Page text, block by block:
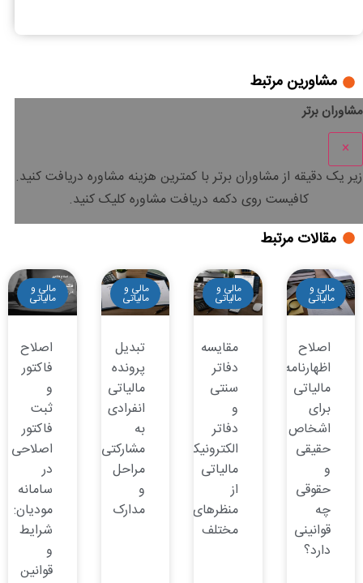
مشاورین مرتبط
مشاوران برتر
×
زیر یک دقیقه از مشاوران برتر باکمترین هزینه مشاوره دریافت کنید.
کافیست روی دکمه دریافت مشاوره کلیک کنید.
مقالات مرتبط
مالی و
مالیاتی
اصلاح
اظهارنامه
مالیاتی
برای
اشخاص
حقیقی
و
حقوقی
چه
قوانینی
دارد؟
مالی و
مالیاتی
مقایسه
دفاتر
سنتی
و
دفاتر
الکترونیکی
مالیاتی
از
منظرهای
مختلف
مالی و
مالیاتی
تبدیل
پرونده
مالیاتی
انفرادی
به
مشارکتی:
مراحل
و
مدارک
مالی و
مالیاتی
اصلاح
فاکتور
و
ثبت
فاکتور
اصلاحی
در
سامانه
مودیان:
شرایط
و
قوانین